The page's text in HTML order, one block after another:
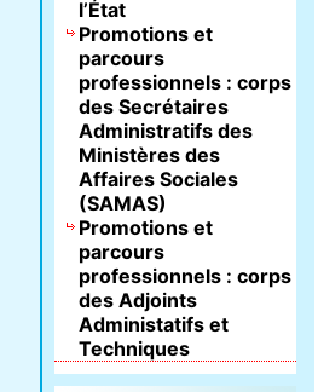
l’État
Promotions et
parcours
professionnels : corps
des Secrétaires
Administratifs des
Ministères des
Affaires Sociales
(SAMAS)
Promotions et
parcours
professionnels : corps
des Adjoints
Administatifs et
Techniques